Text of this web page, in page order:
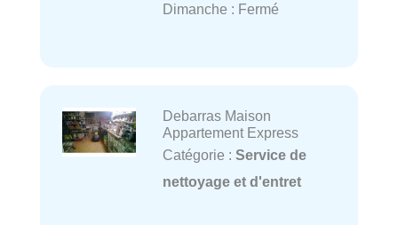
Dimanche : Fermé
Debarras Maison
Appartement Express
Catégorie : Service de
nettoyage et d'entret